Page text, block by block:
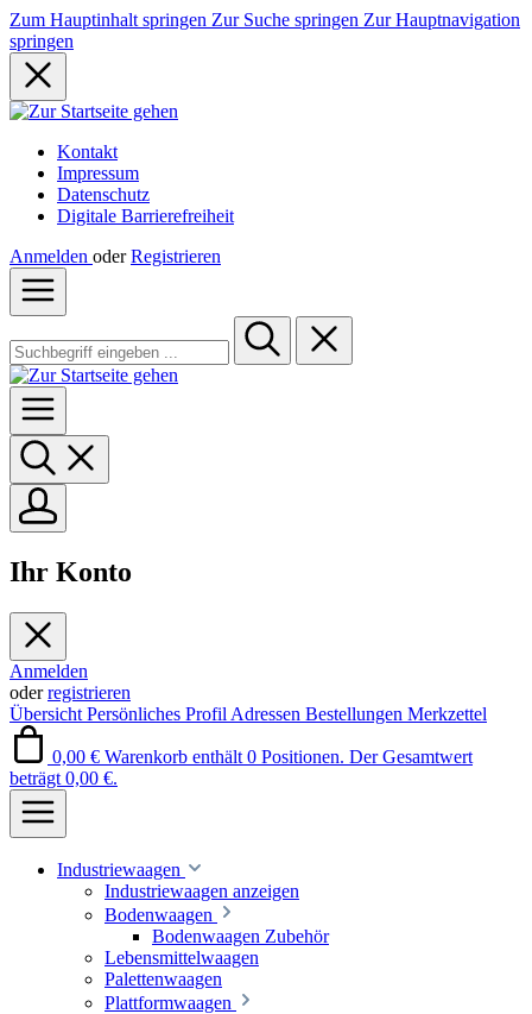
Zum Hauptinhalt springen Zur Suche springen Zur Hauptnavigation
springen
Kontakt
Impressum
Datenschutz
Digitale Barrierefreiheit
Anmelden oder Registrieren
Ihr Konto
Anmelden
oderregistrieren
Übersicht Persönliches Profil Adressen Bestellungen Merkzettel
0,00 € Warenkorb enthält 0 Positionen. Der Gesamtwert
beträgt 0,00 €.
Industriewaagen
Industriewaagen anzeigen
Bodenwaagen
Bodenwaagen Zubehör
Lebensmittelwaagen
Palettenwaagen
Plattformwaagen